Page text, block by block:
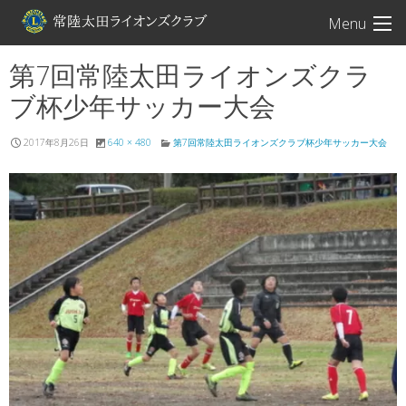
Menu
常陸太田ライオン
第7回常陸太田ライオンズクラ
ブ杯少年サッカー大会
2017年8月26日 640 × 480 第7回常陸太田ライオンズクラブ杯少年サッカー大会